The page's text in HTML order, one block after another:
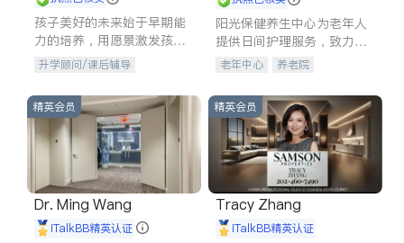
孩子美好的未来始于早期能
力的培养，用愿景激发孩子
的学习潜力和动力。理念：
拥有成长型心态是成功的基
石。
升学顾问/课后辅导
阳光保健养生中心为老年人
提供日间护理服务，致力于
通过持续的护理创新来有效
老年中心 养老院
精英会员
Dr. Ming Wang
iTalkBB精英认证
精英会员
Tracy Zhang
iTalkBB精英认证